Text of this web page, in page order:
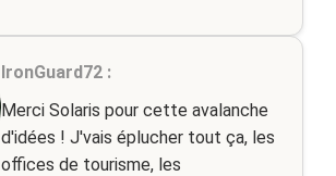
IronGuard72 :
Merci Solaris pour cette avalanche
d'idées ! J'vais éplucher tout ça, les
offices de tourisme, les